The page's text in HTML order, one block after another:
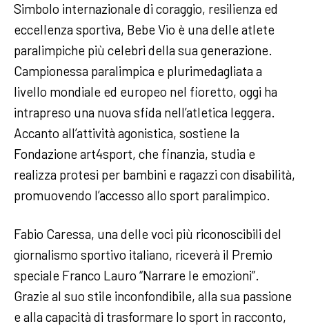
Simbolo internazionale di coraggio, resilienza ed
eccellenza sportiva, Bebe Vio è una delle atlete
paralimpiche più celebri della sua generazione.
Campionessa paralimpica e plurimedagliata a
livello mondiale ed europeo nel fioretto, oggi ha
intrapreso una nuova sfida nell’atletica leggera.
Accanto all’attività agonistica, sostiene la
Fondazione art4sport, che finanzia, studia e
realizza protesi per bambini e ragazzi con disabilità,
promuovendo l’accesso allo sport paralimpico.
Fabio Caressa, una delle voci più riconoscibili del
giornalismo sportivo italiano, riceverà il Premio
speciale Franco Lauro “Narrare le emozioni”.
Grazie al suo stile inconfondibile, alla sua passione
e alla capacità di trasformare lo sport in racconto,